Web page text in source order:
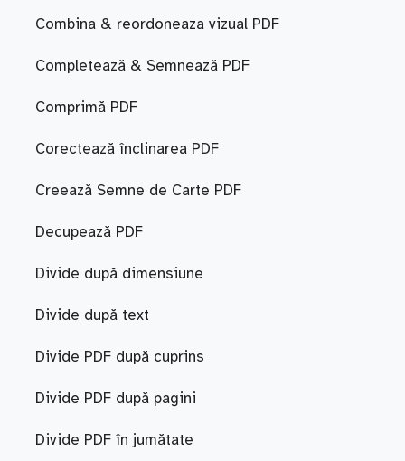
Combina & reordoneaza vizual PDF
Completează & Semnează PDF
Comprimă PDF
Corectează înclinarea PDF
Creează Semne de Carte PDF
Decupează PDF
Divide după dimensiune
Divide după text
Divide PDF după cuprins
Divide PDF după pagini
Divide PDF în jumătate